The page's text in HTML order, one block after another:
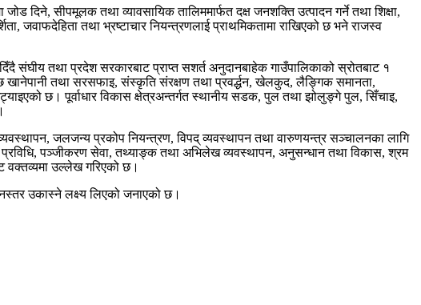
दिने, सीपमूलक तथा व्यावसायिक तालिममार्फत दक्ष जनशक्ति उत्पादन गर्ने तथा शिक्षा,
जवाफदेहिता तथा भ्रष्टाचार नियन्त्रणलाई प्राथमिकतामा राखिएको छ भने राजस्व
संघीय तथा प्रदेश सरकारबाट प्राप्त सशर्त अनुदानबाहेक गाउँपालिकाको स्रोतबाट १
खानेपानी तथा सरसफाइ, संस्कृति संरक्षण तथा प्रवर्द्धन, खेलकुद, लैङ्गिक समानता,
छ। पूर्वाधार विकास क्षेत्रअन्तर्गत स्थानीय सडक, पुल तथा झोलुङ्गे पुल, सिँचाइ,
जलजन्य प्रकोप नियन्त्रण, विपद् व्यवस्थापन तथा वारुणयन्त्र सञ्चालनका लागि
पञ्जीकरण सेवा, तथ्याङ्क तथा अभिलेख व्यवस्थापन, अनुसन्धान तथा विकास, श्रम
वक्तव्यमा उल्लेख गरिएको छ।
उकास्ने लक्ष्य लिएको जनाएको छ।